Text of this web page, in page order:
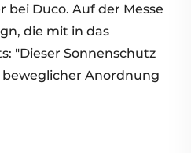
Duco. Auf der Messe
die mit in das
"Dieser Sonnenschutz
Anordnung